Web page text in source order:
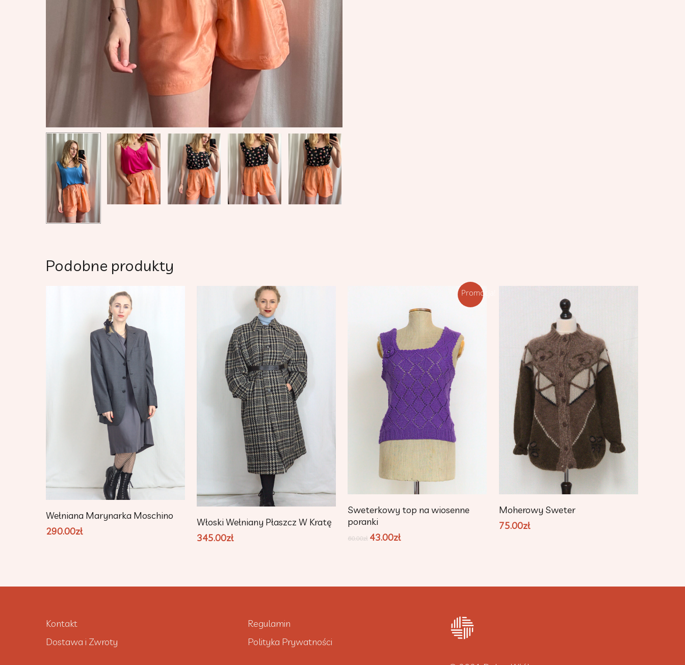
Podobne produkty
Dodaj Do Koszyka
Wełniana Marynarka Moschino
290.00zł
Dodaj Do Koszyka
Włoski Wełniany Płaszcz W Kratę
345.00zł
Promocja!
Dodaj Do Koszyka
Sweterkowy top na wiosenne
poranki
60.00zł 43.00zł
Dodaj Do Koszyka
Moherowy Sweter
75.00zł
Kontakt
Dostawa i Zwroty
Regulamin
Polityka Prywatności